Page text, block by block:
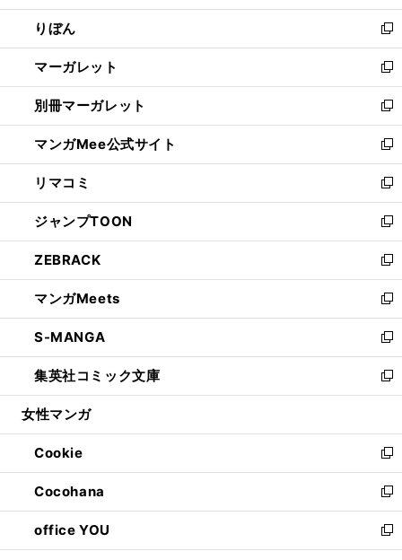
開
く
ウ
で
開
く
ン
ド
ウ
で
開
く
ウ
ィ
ン
ド
ウ
で
開
く
りぼん
新
し
い
ウ
ィ
ン
ド
ウ
で
開
く
マーガレット
新
し
い
ウ
ィ
ン
ド
ウ
で
開
く
別冊マーガレット
新
し
い
ウ
ィ
ン
ド
ウ
で
開
く
マンガMee公式サイト
新
し
い
ウ
ィ
ン
ド
ウ
で
開
く
リマコミ
新
し
い
ウ
ィ
ン
ド
ウ
で
開
く
ジャンプTOON
新
し
い
ウ
ィ
ン
ド
ウ
で
開
ZEBRACK
新
し
い
ウ
ィ
ン
ド
ウ
開
く
マンガMeets
新
し
い
ウ
ィ
ン
ウ
で
開
く
S-MANGA
新
し
い
ウ
ン
ド
ウ
で
開
く
集英社コミック文庫
新
し
ウ
ィ
ン
ド
ウ
で
開
女性マンガ
Cookie
新
し
い
ウ
ィ
ン
Cocohana
新
し
い
ウ
office YOU
新
し